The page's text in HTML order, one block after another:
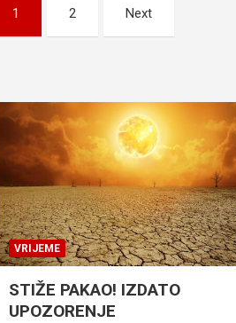
1 2 Next
VRIJEME
STIŽE PAKAO! IZDATO
UPOZORENJE